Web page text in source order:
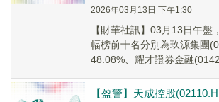
2026年03月13日 下午1:30
【財華社訊】03月13日午盤
幅榜前十名分別為玖源集團
48.08%、耀才證券金融
【盈警】天成控股